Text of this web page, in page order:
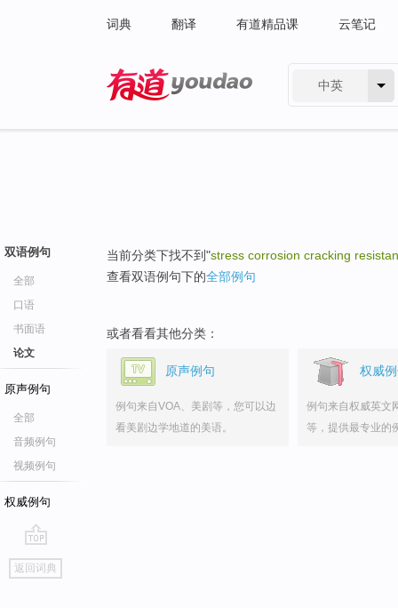
词典 翻译 有道精品课 云笔记
中英
双语例句
全部
口语
书面语
论文
原声例句
全部
音频例句
视频例句
权威例句
go
top
返回词典
当前分类下找不到"stress corrosion cracking
查看双语例句下的全部例句
或者看看其他分类：
原声例句
例句来自VOA、美剧等，您可以边
看美剧边学地道的美语。
权威
例句来自权威英文
等，提供最专业的